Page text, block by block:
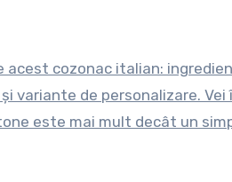
cozonac italian:
de personalizare. Vei
este mai mult decât un